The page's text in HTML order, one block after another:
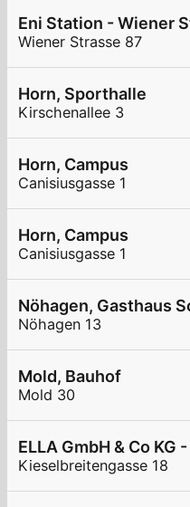
Eni Station - Wiener
Wiener Strasse 87
Horn, Sporthalle
Kirschenallee 3
Horn, Campus
Canisiusgasse 1
Horn, Campus
Canisiusgasse 1
Nöhagen, Gasthaus
Nöhagen 13
Mold, Bauhof
Mold 30
ELLA GmbH & Co
Kieselbreitengasse 18